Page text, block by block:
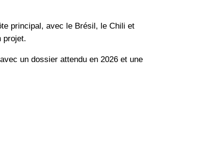
principal, avec le Brésil, le Chili et
projet.
un dossier attendu en 2026 et une